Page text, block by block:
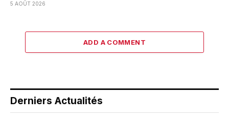
5 AOÛT 2026
ADD A COMMENT
Derniers Actualités